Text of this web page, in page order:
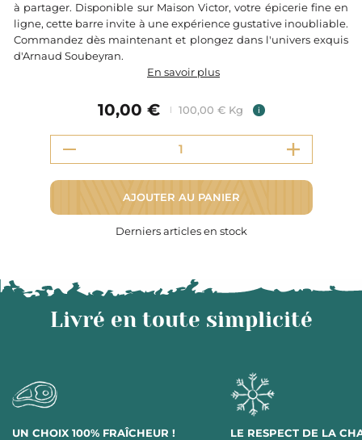
à partager. Disponible sur Maison Victor, votre épicerie fine en
ligne, cette barre invite à une expérience gustative inoubliable.
Commandez dès maintenant et plongez dans l'univers exquis
d'Arnaud Soubeyran.
En savoir plus
10,00 € 100,00 € Kg i
AJOUTER AU PANIER
Derniers articles en stock
Livré en toute simplicité
UN CHOIX 100% FRAÎCHEUR !
LE RESPECT DE LA